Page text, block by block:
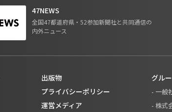
47NEWS
全国47都道府県・52参加新聞社と共同通信の
内外ニュース
出版物
プライバシーポリシー
運営メディア
グル
- 一般
- 株式